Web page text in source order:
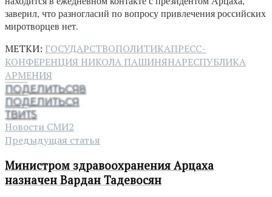
заверил, что разногласий по вопросу привлечения российских
миротворцев нет.
МЕТКИ: ГОСУДАРСТВОПОЛИТИКАПРЕСС-
КОНФЕРЕНЦИЯ НИКОЛА ПАШИНЯНАРЕСПУБЛИКА
АРМЕНИЯ
ПОДЕЛИТЬСЯ8
ПОДЕЛИТЬСЯ
ТВИТ5
Новости СМИ2
Предыдущая статья
Министром здравоохранения Арцаха
назначен Вардан Тадевосян